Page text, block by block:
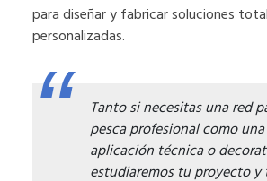
para diseñar y fabricar soluciones
personalizadas.
Tanto si necesitas una red
pesca profesional como una
aplicación técnica o
estudiaremos tu proyecto y